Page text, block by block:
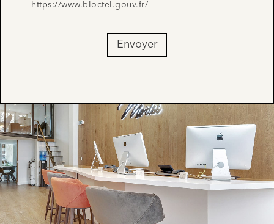
https://www.bloctel.gouv.fr/
Envoyer